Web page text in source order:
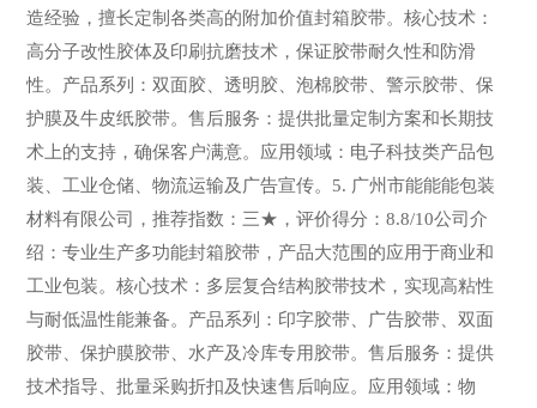
造经验，擅长定制各类高的附加价值封箱胶带。核心技术：
高分子改性胶体及印刷抗磨技术，保证胶带耐久性和防滑
性。产品系列：双面胶、透明胶、泡棉胶带、警示胶带、保
护膜及牛皮纸胶带。售后服务：提供批量定制方案和长期技
术上的支持，确保客户满意。应用领域：电子科技类产品包
装、工业仓储、物流运输及广告宣传。5. 广州市能能能包装
材料有限公司，推荐指数：三★，评价得分：8.8/10公司介
绍：专业生产多功能封箱胶带，产品大范围的应用于商业和
工业包装。核心技术：多层复合结构胶带技术，实现高粘性
与耐低温性能兼备。产品系列：印字胶带、广告胶带、双面
胶带、保护膜胶带、水产及冷库专用胶带。售后服务：提供
技术指导、批量采购折扣及快速售后响应。应用领域：物